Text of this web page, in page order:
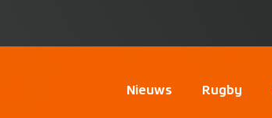
Nieuws Rugby